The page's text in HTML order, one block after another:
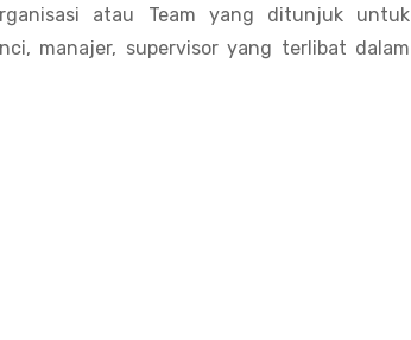
atau Team yang ditunjuk untuk
manajer, supervisor yang terlibat dalam